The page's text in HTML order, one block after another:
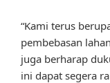
“Kami terus
pembebasan
juga berharap
ini dapat segera